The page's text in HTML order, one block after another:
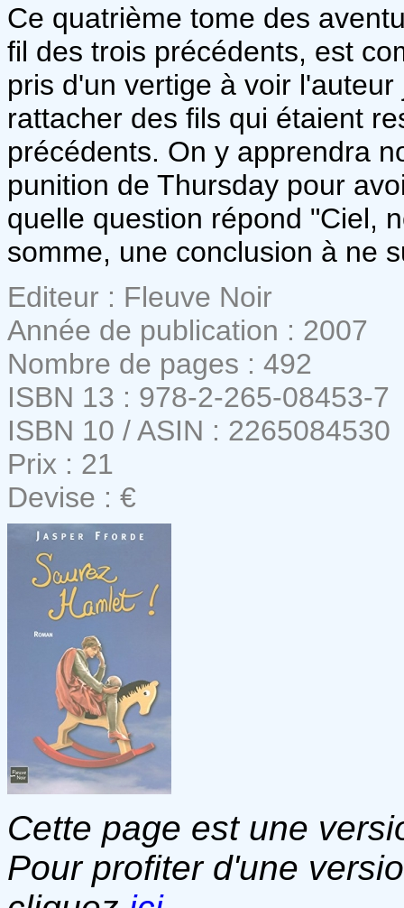
Ce quatrième tome des
fil des trois précédents, est
pris d'un vertige à voir
rattacher des fils qui étaient
précédents. On y apprendra
punition de Thursday pour
quelle question répond "Ciel,
somme, une conclusion à ne
Editeur : Fleuve Noir
Année de publication : 2007
Nombre de pages : 492
ISBN 13 : 978-2-265-08453-7
ISBN 10 / ASIN : 2265084530
Prix : 21
Devise : €
Cette page est une
Pour profiter d'une